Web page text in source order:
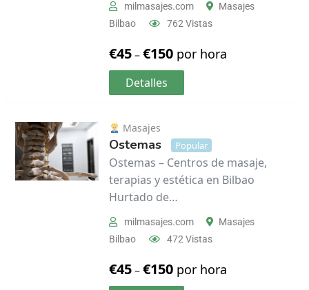
milmasajes.com
Masajes
Bilbao
762 Vistas
€45–€150 por hora
Detalles
Masajes
Ostemas Popular
Ostemas – Centros de masaje,
terapias y estética en Bilbao
Hurtado de…
milmasajes.com
Masajes
Bilbao
472 Vistas
€45–€150 por hora